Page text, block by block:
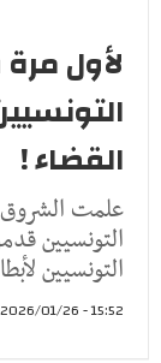
لأول
القضاء !
علمت الشروق
التونسيين
التونسيين
15:52 - 2026/01/26